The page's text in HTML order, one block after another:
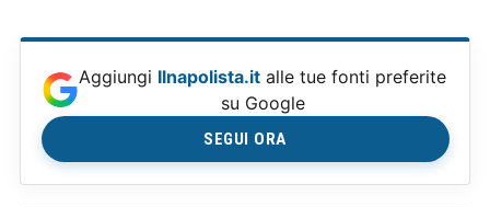
Aggiungi Ilnapolista.it alle tue fonti preferite
su Google
SEGUI ORA